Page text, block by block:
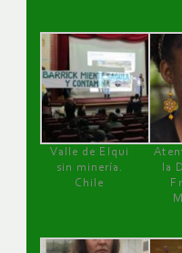
Valle de Elqui
sin minería.
Chile
la